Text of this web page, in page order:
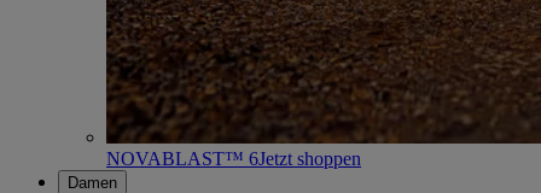
NOVABLAST™ 6Jetzt shoppen
Damen